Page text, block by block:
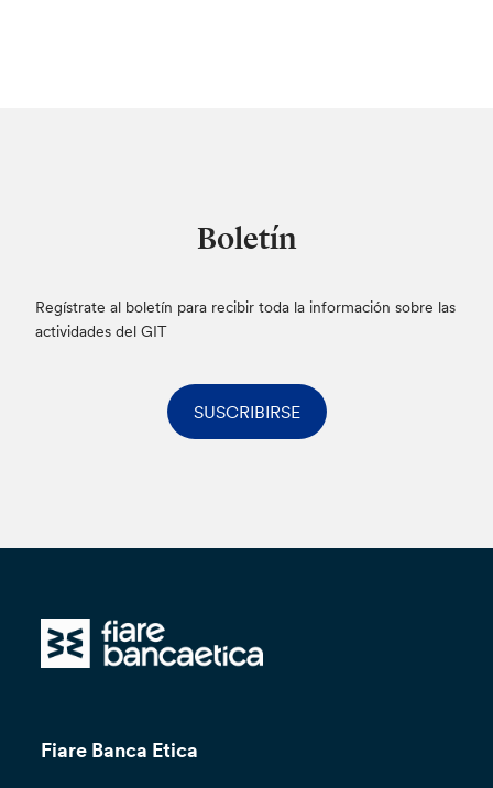
Boletín
Regístrate al boletín para recibir toda la información sobre las
actividades del GIT
SUSCRIBIRSE
Fiare Banca Etica